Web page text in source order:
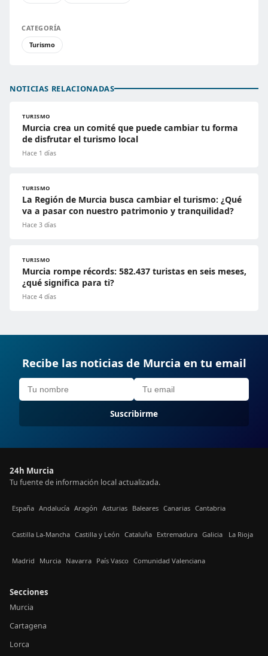
CATEGORÍA
Turismo
NOTICIAS RELACIONADAS
TURISMO
Murcia crea un comité que puede cambiar tu forma
de disfrutar el turismo local
Hace 1 días
TURISMO
La Región de Murcia busca cambiar el turismo: ¿Qué
va a pasar con nuestro patrimonio y tranquilidad?
Hace 3 días
TURISMO
Murcia rompe récords: 582.437 turistas en seis meses,
¿qué significa para ti?
Hace 4 días
Recibe las noticias de Murcia en tu email
Suscribirme
24h Murcia
Tu fuente de información local actualizada.
España Andalucía Aragón Asturias Baleares Canarias Cantabria
Castilla La-Mancha Castilla y León Cataluña Extremadura Galicia La Rioja
Madrid Murcia Navarra País Vasco Comunidad Valenciana
Secciones
Murcia
Cartagena
Lorca